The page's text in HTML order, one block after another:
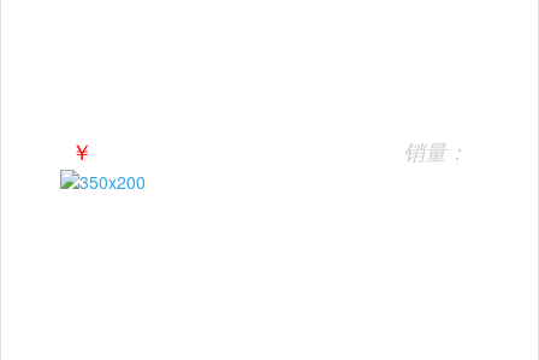
￥ 销量：